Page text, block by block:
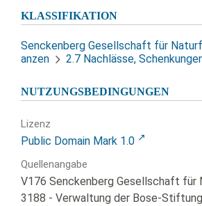
KLASSIFIKATION
Senckenberg Gesellschaft für
anzen
2.7 Nachlässe,
NUTZUNGSBEDINGUNGEN
Lizenz
Public Domain Mark 1.0
Quellenangabe
V176 Senckenberg Gesellschaft für
3188 - Verwaltung der Bose-